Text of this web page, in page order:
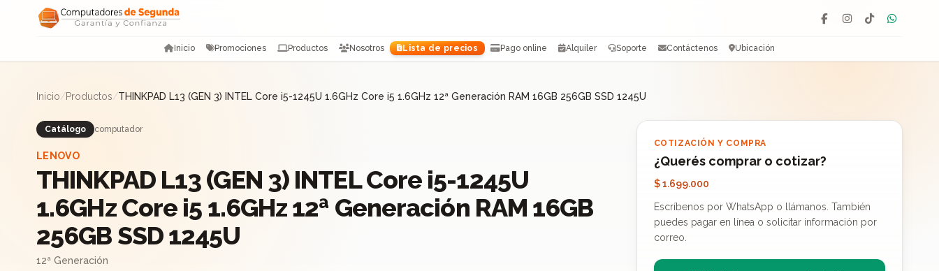
Saltar al contenido
Facebook
Instagram
TikTok
Inicio Promociones Productos Nosotros Lista de precios Pago online Alquiler Soporte Contáctenos Ubicación
Inicio/Productos/THINKPAD L13 (GEN 3) INTEL Core i5-1245U 1.6GHz Core i5 1.6GHz 12ª Generación RAM 16GB 256GB SSD 1245U
Catálogo computador
LENOVO
THINKPAD L13 (GEN 3) INTEL Core i5-1245U
1.6GHz Core i5 1.6GHz 12ª Generación RAM 16GB
256GB SSD 1245U
12ª Generación
COTIZACIÓN Y COMPRA
¿Querés comprar o cotizar?
$ 1.699.000
Escríbenos por WhatsApp o llámanos. También
puedes pagar en línea o solicitar información por
correo.